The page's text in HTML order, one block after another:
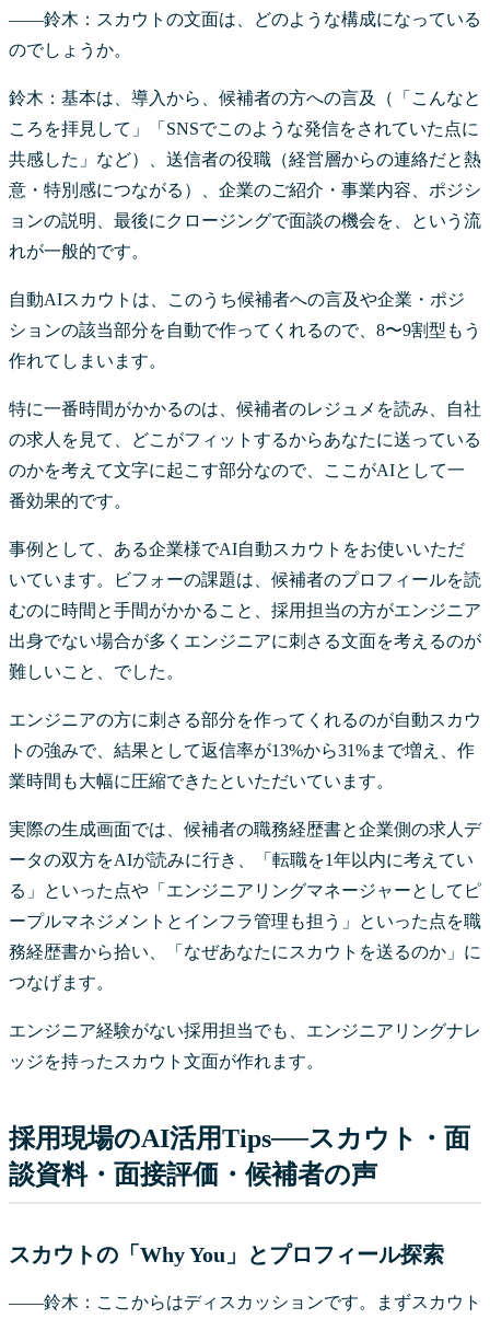
――鈴木：スカウトの文面は、どのような構成になっている
のでしょうか。
鈴木：基本は、導入から、候補者の方への言及（「こんなと
ころを拝見して」「SNSでこのような発信をされていた点に
共感した」など）、送信者の役職（経営層からの連絡だと熱
意・特別感につながる）、企業のご紹介・事業内容、ポジシ
ョンの説明、最後にクロージングで面談の機会を、という流
れが一般的です。
自動AIスカウトは、このうち候補者への言及や企業・ポジ
ションの該当部分を自動で作ってくれるので、8〜9割型もう
作れてしまいます。
特に一番時間がかかるのは、候補者のレジュメを読み、自社
の求人を見て、どこがフィットするからあなたに送っている
のかを考えて文字に起こす部分なので、ここがAIとして一
番効果的です。
事例として、ある企業様でAI自動スカウトをお使いいただ
いています。ビフォーの課題は、候補者のプロフィールを読
むのに時間と手間がかかること、採用担当の方がエンジニア
出身でない場合が多くエンジニアに刺さる文面を考えるのが
難しいこと、でした。
エンジニアの方に刺さる部分を作ってくれるのが自動スカウ
トの強みで、結果として返信率が13%から31%まで増え、作
業時間も大幅に圧縮できたといただいています。
実際の生成画面では、候補者の職務経歴書と企業側の求人デ
ータの双方をAIが読みに行き、「転職を1年以内に考えてい
る」といった点や「エンジニアリングマネージャーとしてピ
ープルマネジメントとインフラ管理も担う」といった点を職
務経歴書から拾い、「なぜあなたにスカウトを送るのか」に
つなげます。
エンジニア経験がない採用担当でも、エンジニアリングナレ
ッジを持ったスカウト文面が作れます。
採用現場のAI活用Tips──スカウト・面
談資料・面接評価・候補者の声
スカウトの「Why You」とプロフィール探索
――鈴木：ここからはディスカッションです。まずスカウト